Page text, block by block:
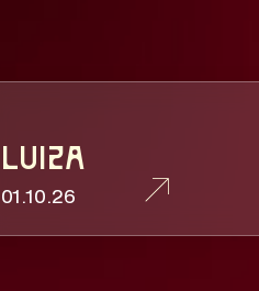
LUIZA
01.10.26